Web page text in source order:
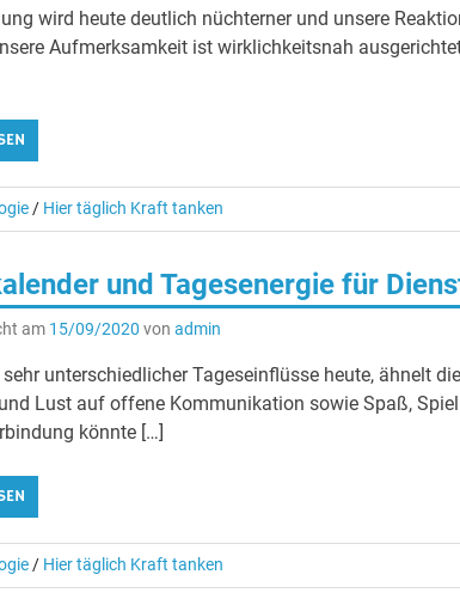
wird heute deutlich nüchterner und unsere
Aufmerksamkeit ist wirklichkeitsnah
/ Hier täglich Kraft tanken
und Tagesenergie für
am 15/09/2020 von admin
unterschiedlicher Tageseinflüsse heute, ähnelt
Lust auf offene Kommunikation sowie Spaß,
könnte […]
/ Hier täglich Kraft tanken